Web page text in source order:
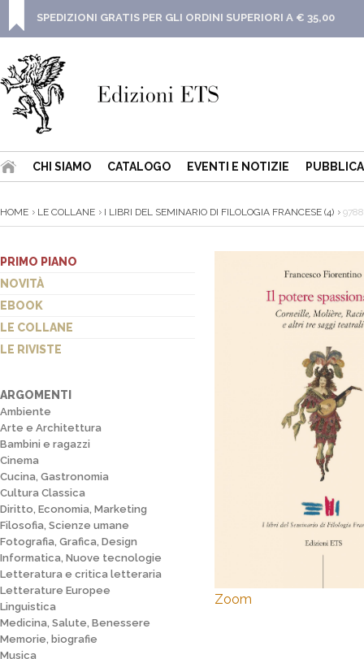
SPEDIZIONI GRATIS PER GLI ORDINI SUPERIORI A € 35,00
CHI SIAMO CATALOGO EVENTI E NOTIZIE
HOME LE COLLANE I LIBRI DEL SEMINARIO DI FILOLOGIA FRANCESE (4)
PRIMO PIANO
NOVITÀ
EBOOK
LE COLLANE
LE RIVISTE
ARGOMENTI
Ambiente
Arte e Architettura
Bambini e ragazzi
Cinema
Cucina, Gastronomia
Cultura Classica
Diritto, Economia, Marketing
Filosofia, Scienze umane
Fotografia, Grafica, Design
Informatica, Nuove tecnologie
Letteratura e critica letteraria
Letterature Europee
Linguistica
Medicina, Salute, Benessere
Memorie, biografie
Musica
Zoom